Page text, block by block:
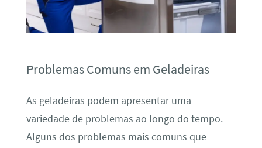
Problemas Comuns em Geladeiras
As geladeiras podem apresentar uma
variedade de problemas ao longo do tempo.
Alguns dos problemas mais comuns que